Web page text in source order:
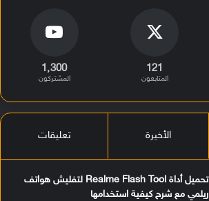
121
المتابعون
1٬300
المشتركون
الأخيرة تعليقات
تحميل أداة Realme Flash Tool لتفليش هواتف
ريلمي مع شرح كيفية استخدامها